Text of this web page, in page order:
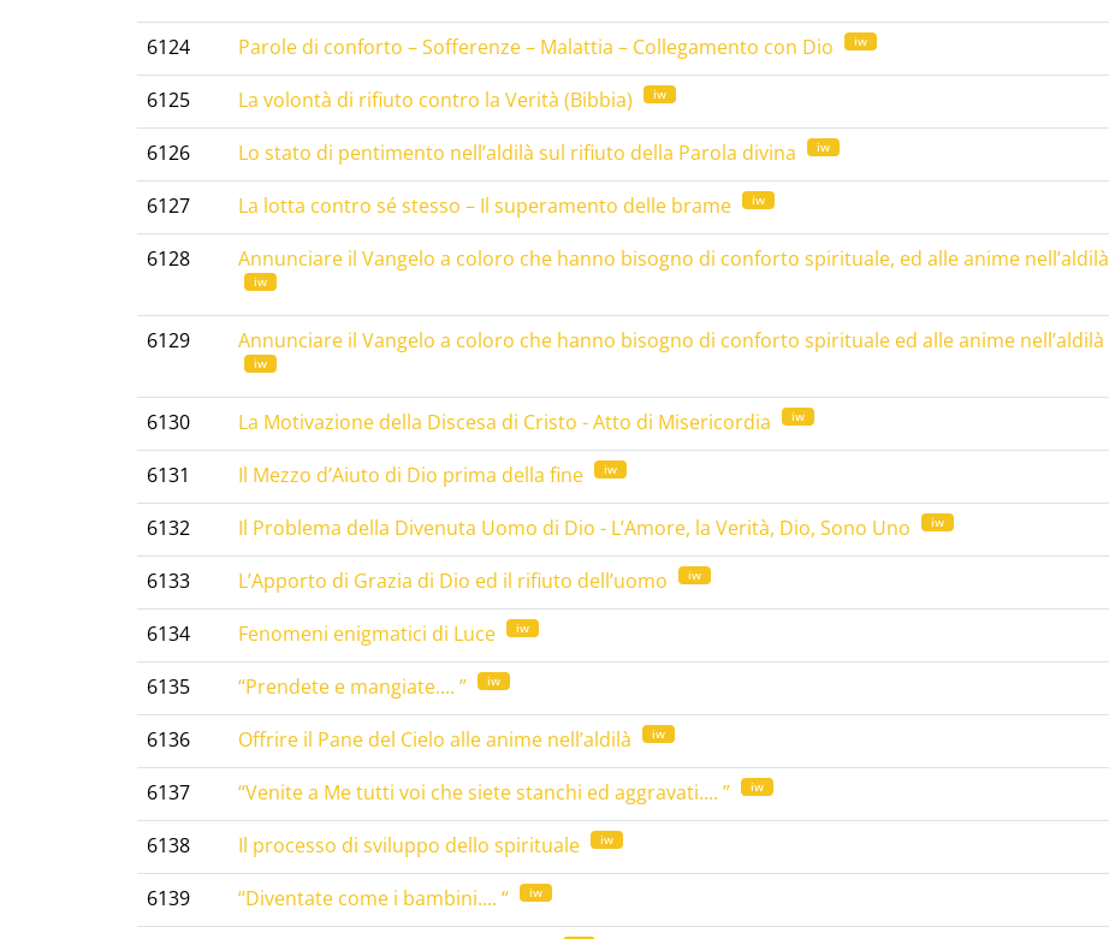
6124 Parole di conforto – Sofferenze – Malattia – Collegamento con Dio iw
6125
La volontà di rifiuto contro la Verità (Bibbia) iw
6126
Lo stato di pentimento nell’aldilà sul rifiuto della Parola divina iw
6127
La lotta contro sé stesso – Il superamento delle brame iw
6128
Annunciare il Vangelo a coloro che hanno bisogno di conforto spirituale, ed alle anime nell’aldilà
iw
6129 Annunciare il Vangelo a coloro che hanno bisogno di conforto spirituale ed alle anime nell’aldilà
iw
6130 La Motivazione della Discesa di Cristo - Atto di Misericordia iw
6131
Il Mezzo d’Aiuto di Dio prima della fine iw
6132
Il Problema della Divenuta Uomo di Dio - L’Amore, la Verità, Dio, Sono Uno iw
6133
L’Apporto di Grazia di Dio ed il rifiuto dell’uomo iw
6134
Fenomeni enigmatici di Luce iw
6135
“Prendete e mangiate.... ” iw
6136
Offrire il Pane del Cielo alle anime nell’aldilà iw
6137
“Venite a Me tutti voi che siete stanchi ed aggravati.... ” iw
6138
Il processo di sviluppo dello spirituale iw
6139
“Diventate come i bambini.... “ iw